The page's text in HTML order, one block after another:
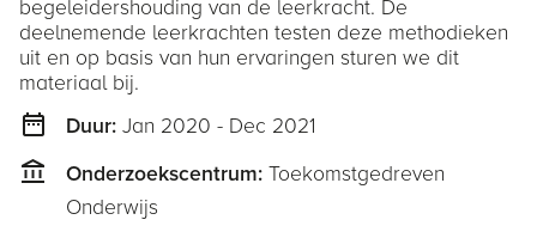
begeleidershouding van de leerkracht. De
deelnemende leerkrachten testen deze methodieken
uit en op basis van hun ervaringen sturen we dit
materiaal bij.
date_range Duur: Jan 2020 - Dec 2021
account_balance Onderzoekscentrum: Toekomstgedreven
Onderwijs